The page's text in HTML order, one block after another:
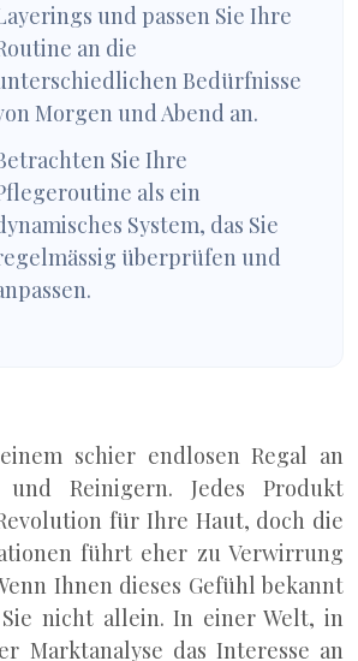
und passen Sie Ihre
an die
Bedürfnisse
Morgen und Abend an.
Sie Ihre
als ein
System, das Sie
überprüfen und
schier endlosen Regal an
und Reinigern. Jedes Produkt
für Ihre Haut, doch die
führt eher zu Verwirrung
Ihnen dieses Gefühl bekannt
nicht allein. In einer Welt, in
Marktanalyse das Interesse an